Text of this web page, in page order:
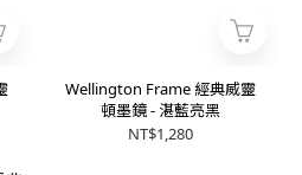
Wellington Frame 經典威靈
頓墨鏡 - 湛藍亮黑
NT$1,280